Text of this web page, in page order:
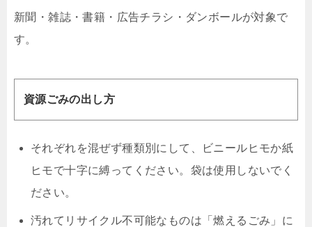
新聞・雑誌・書籍・広告チラシ・ダンボールが対象で
す。
資源ごみの出し方
それぞれを混ぜず種類別にして、ビニールヒモか紙
ヒモで十字に縛ってください。袋は使用しないでく
ださい。
汚れてリサイクル不可能なものは「燃えるごみ」に